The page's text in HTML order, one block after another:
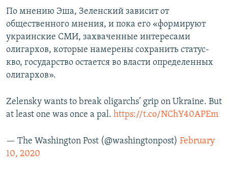
По мнению Эша, Зеленский зависит от
общественного мнения, и пока его «формируют
украинские СМИ, захваченные интересами
олигархов, которые намерены сохранить статус-
кво, государство остается во власти определенных
олигархов».
Zelensky wants to break oligarchs’ grip on Ukraine. But
at least one was once a pal. https://t.co/NChY40APEm
— The Washington Post (@washingtonpost) February
10, 2020